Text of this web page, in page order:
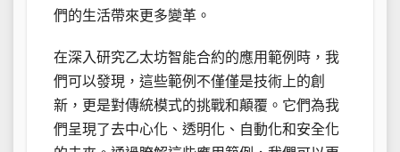
們的生活帶來更多變革。
在深入研究乙太坊智能合約的應用範例時，我
們可以發現，這些範例不僅僅是技術上的創
新，更是對傳統模式的挑戰和顛覆。它們為我
們呈現了去中心化、透明化、自動化和安全化